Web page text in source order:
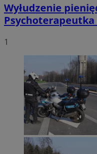
Wyłudzenie
Psychoterapeutka
1